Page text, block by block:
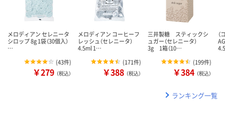
メロディアン セレニータ
シロップ 8g 1袋（30個入）
…
(43件)
￥279 （税込）
メロディアン コーヒーフ
レッシュ（セレニータ）
4.5ml 1…
(171件)
￥388 （税込）
三井製糖 スティックシ
ュガー（セレニータ）
3g 1箱（10…
(199件)
￥384 （税込）
ランキング一覧